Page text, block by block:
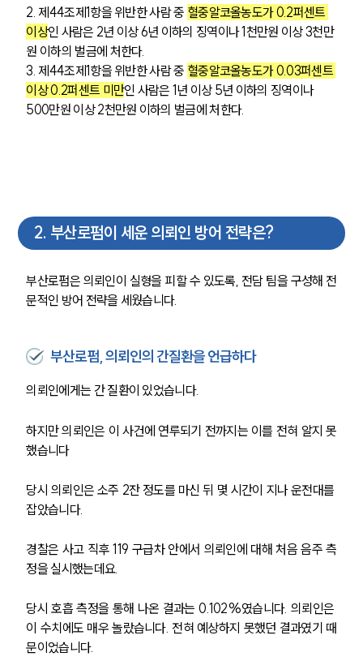
2. 제44조제1항을 위반한 사람 중 혈중알코올농도가 0.2퍼센트
이상인 사람은 2년 이상 6년 이하의 징역이나 1천만원 이상 3천만
원 이하의 벌금에 처한다.
3. 제44조제1항을 위반한 사람 중 혈중알코올농도가 0.03퍼센트
이상 0.2퍼센트 미만인 사람은 1년 이상 5년 이하의 징역이나
500만원 이상 2천만원 이하의 벌금에 처한다.
2. 부산로펌이 세운 의뢰인 방어 전략은?
부산로펌은 의뢰인이 실형을 피할 수 있도록, 전담 팀을 구성해 전
문적인 방어 전략을 세웠습니다.
부산로펌, 의뢰인의 간질환을 언급하다
의뢰인에게는 간 질환이 있었습니다.
하지만 의뢰인은 이 사건에 연루되기 전까지는 이를 전혀 알지 못
했습니다
당시 의뢰인은 소주 2잔 정도를 마신 뒤 몇 시간이 지나 운전대를
잡았습니다.
경찰은 사고 직후 119 구급차 안에서 의뢰인에 대해 처음 음주 측
정을 실시했는데요.
당시 호흡 측정을 통해 나온 결과는 0.102%였습니다. 의뢰인은
이 수치에도 매우 놀랐습니다. 전혀 예상하지 못했던 결과였기 때
문이었습니다.